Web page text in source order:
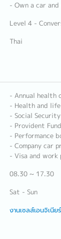
- Own a car
Level 4 -
Thai
- Annual health
- Health and
- Social
- Provident Fund
- Performance
- Company car
- Visa and
08.30 ~ 17.30
Sat - Sun
งานเซลส์เอนจิเนียร์